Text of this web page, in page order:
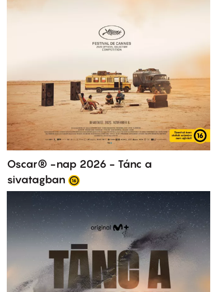
Oscar® -nap 2026 - Tánc a
sivatagban